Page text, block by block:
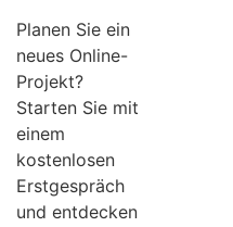
Planen Sie ein
neues Online-
Projekt?
Starten Sie mit
einem
kostenlosen
Erstgespräch
und entdecken